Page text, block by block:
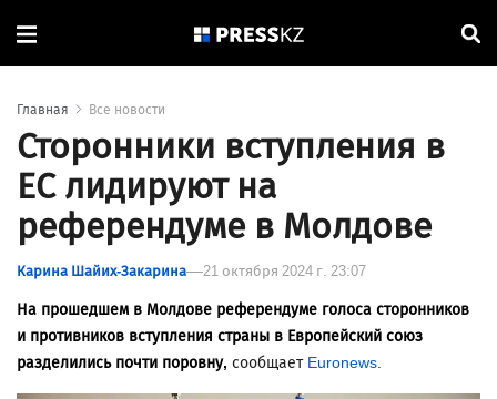
Главная Все новости
Сторонники вступления в
ЕС лидируют на
референдуме в Молдове
Карина Шайих-Закарина 21 октября 2024 г. 23:07
На прошедшем в Молдове референдуме голоса сторонников
и противников вступления страны в Европейский союз
разделились почти поровну, сообщает Euronews.